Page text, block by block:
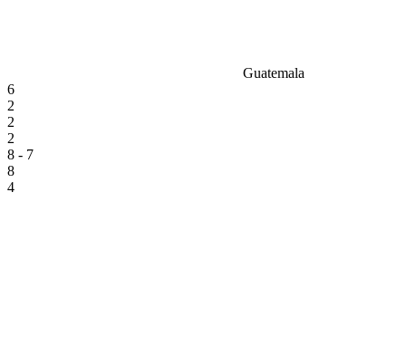
Guatemala
6
2
2
2
8 - 7
8
4